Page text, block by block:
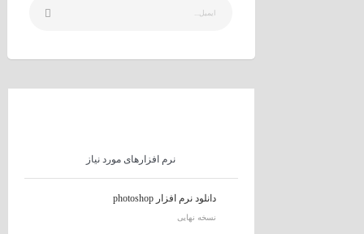
نرم افزارهای مورد نیاز
دانلود نرم افزار photoshop
نسخه نهایی